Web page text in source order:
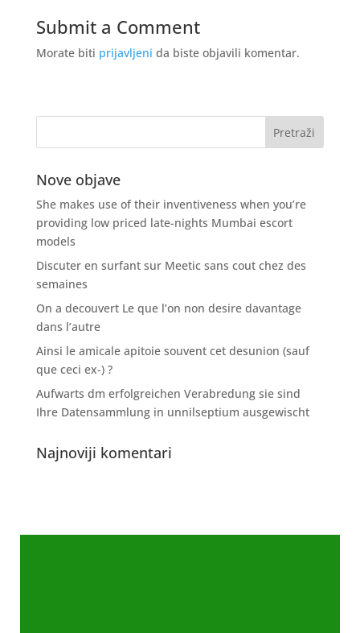
Submit a Comment
Morate biti prijavljeni da biste objavili komentar.
Nove objave
She makes use of their inventiveness when you’re
providing low priced late-nights Mumbai escort
models
Discuter en surfant sur Meetic sans cout chez des
semaines
On a decouvert Le que l’on non desire davantage
dans l’autre
Ainsi le amicale apitoie souvent cet desunion (sauf
que ceci ex-) ?
Aufwarts dm erfolgreichen Verabredung sie sind
Ihre Datensammlung in unnilseptium ausgewischt
Najnoviji komentari